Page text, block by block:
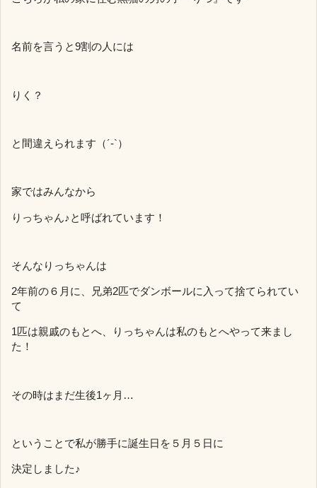
名前を言うと9割の人には
りく？
と間違えられます（´-`）
家ではみんなから
りっちゃん♪と呼ばれています！
そんなりっちゃんは
2年前の６月に、兄弟2匹でダンボールに入って捨てられてい
て
1匹は親戚のもとへ、りっちゃんは私のもとへやって来まし
た！
その時はまだ生後1ヶ月…
ということで私が勝手に誕生日を５月５日に
決定しました♪